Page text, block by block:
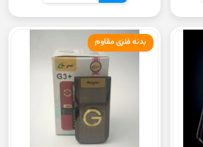
بدنه فلزی مقاوم